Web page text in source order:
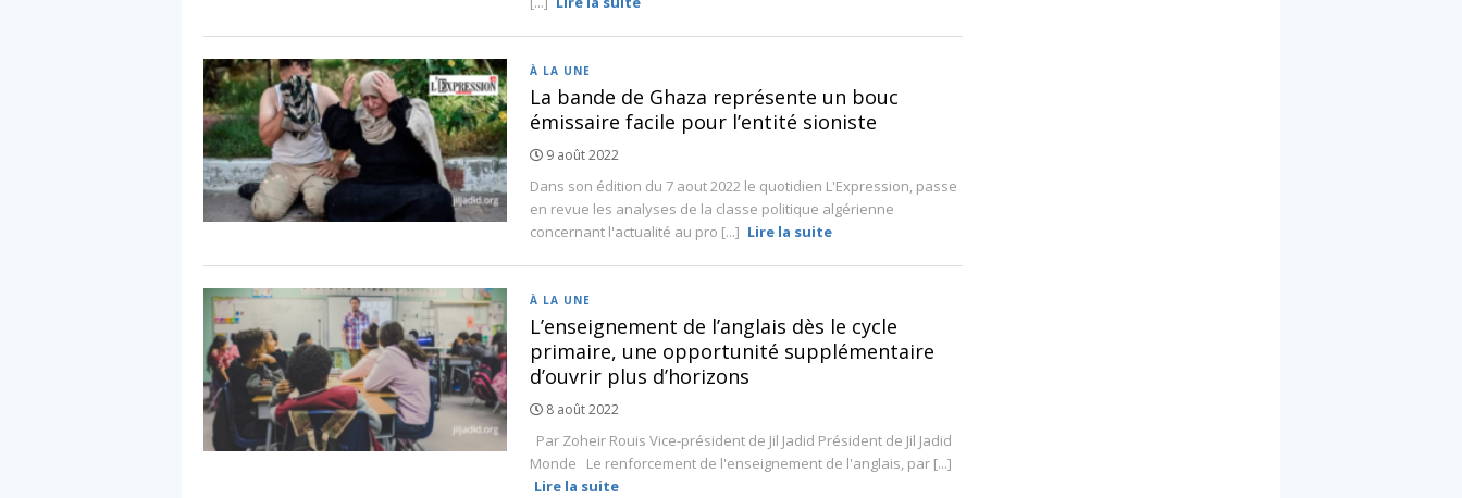
À LA UNE
La bande de Ghaza représente un bouc
émissaire facile pour l’entité sioniste
9 août 2022
Dans son édition du 7 aout 2022 le quotidien L'Expression, passe
en revue les analyses de la classe politique algérienne
concernant l'actualité au pro [...] Lire la suite
À LA UNE
L’enseignement de l’anglais dès le cycle
primaire, une opportunité supplémentaire
d’ouvrir plus d’horizons
8 août 2022
Par Zoheir Rouis Vice-président de Jil Jadid Président de Jil Jadid
Monde Le renforcement de l'enseignement de l'anglais, par [...]
Lire la suite